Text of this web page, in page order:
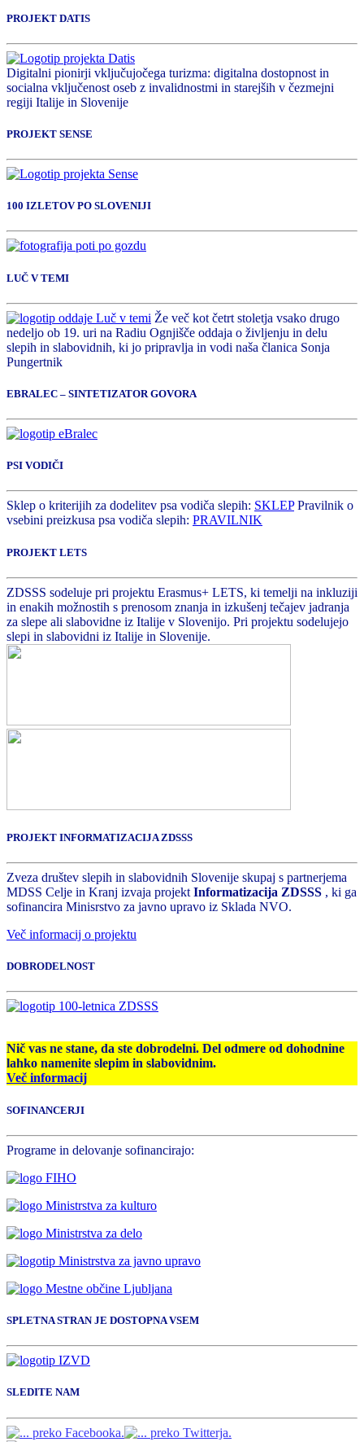
PROJEKT DATIS
Digitalni pionirji vključujočega turizma: digitalna dostopnost in
socialna vključenost oseb z invalidnostmi in starejših v čezmejni
regiji Italije in Slovenije
PROJEKT SENSE
100 IZLETOV PO SLOVENIJI
LUČ V TEMI
Že več kot četrt stoletja vsako drugo
nedeljo ob 19. uri na Radiu Ognjišče oddaja o življenju in delu
slepih in slabovidnih, ki jo pripravlja in vodi naša članica Sonja
Pungertnik
EBRALEC – SINTETIZATOR GOVORA
PSI VODIČI
Sklep o kriterijih za dodelitev psa vodiča slepih: SKLEPPravilnik o
vsebini preizkusa psa vodiča slepih: PRAVILNIK
PROJEKT LETS
ZDSSS sodeluje pri projektu Erasmus+ LETS, ki temelji na inkluziji
in enakih možnostih s prenosom znanja in izkušenj tečajev jadranja
za slepe ali slabovidne iz Italije v Slovenijo. Pri projektu sodelujejo
slepi in slabovidni iz Italije in Slovenije.
PROJEKT INFORMATIZACIJA ZDSSS
Zveza društev slepih in slabovidnih Slovenije skupaj s partnerjema
MDSS Celje in Kranj izvaja projekt Informatizacija ZDSSS , ki ga
sofinancira Minisrstvo za javno upravo iz Sklada NVO.
Več informacij o projektu
DOBRODELNOST
Nič vas ne stane, da ste dobrodelni. Del odmere od dohodnine
lahko namenite slepim in slabovidnim.
Več informacij
SOFINANCERJI
Programe in delovanje sofinancirajo:
SPLETNA STRAN JE DOSTOPNA VSEM
SLEDITE NAM